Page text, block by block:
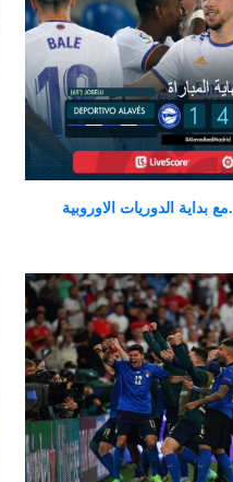
بداية الدوريات الاوروبية